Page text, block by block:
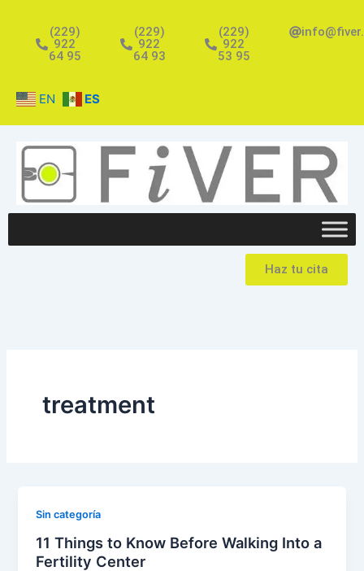
contenido
(229)
922
64 95
(229)
922
64 93
(229)
922
53 95
EN ES
Haz tu cita
treatment
Sin categoría
11 Things to Know Before Walking Into a
Fertility Center